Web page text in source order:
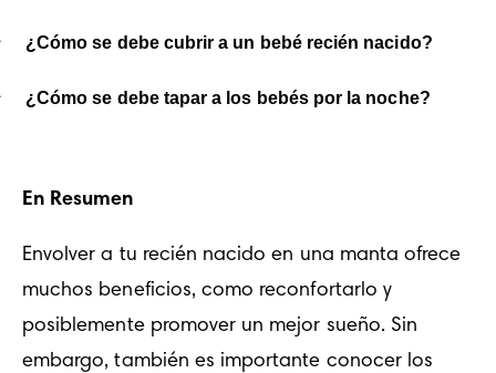
¿Cómo se debe cubrir a un bebé recién nacido?
¿Cómo se debe tapar a los bebés por la noche?
En Resumen
Envolver a tu recién nacido en una manta ofrece
muchos beneficios, como reconfortarlo y
posiblemente promover un mejor sueño. Sin
embargo, también es importante conocer los